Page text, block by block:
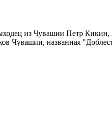
из Чувашии Петр
Чувашии, названная